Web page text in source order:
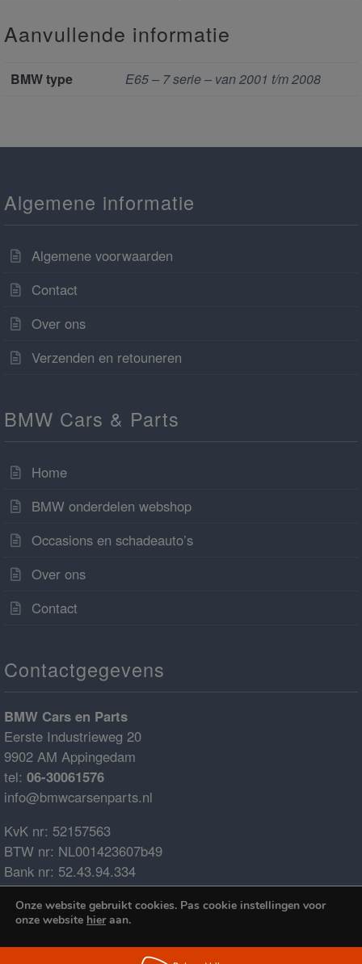
Aanvullende informatie
BMW type E65 – 7 serie – van 2001 t/m 2008
Algemene informatie
Algemene voorwaarden
Contact
Over ons
Verzenden en retouneren
BMW Cars & Parts
Home
BMW onderdelen webshop
Occasions en schadeauto’s
Over ons
Contact
Contactgegevens
BMW Cars en Parts
Eerste Industrieweg 20
9902 AM Appingedam
tel: 06-30061576
info@bmwcarsenparts.nl
KvK nr: 52157563
BTW nr: NL001423607b49
Bank nr: 52.43.94.334
IBAN: NL68ABNA0524394334
BIC: ABNANL2A
Onze website gebruikt cookies. Pas cookie instellingen voor
onze website hieraan.